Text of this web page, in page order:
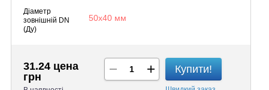
Діаметр
зовнішній DN
(Ду)
50х40 мм
31.24 цена
грн
Купити!